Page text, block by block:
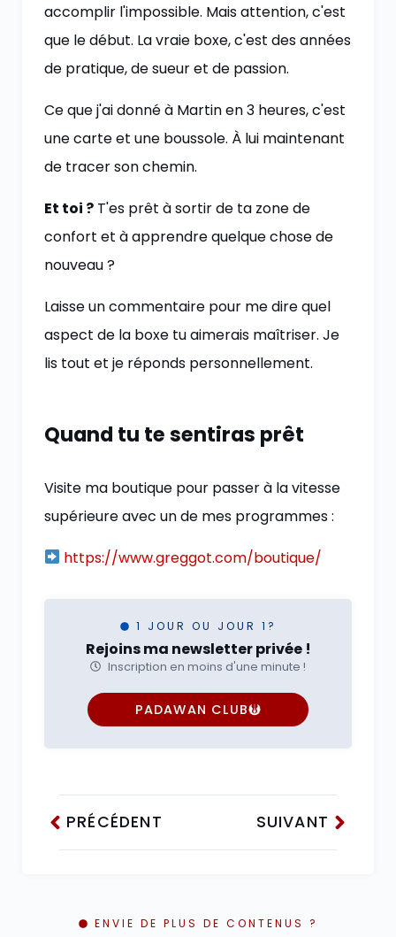
accomplir l'impossible. Mais attention, c'est
que le début. La vraie boxe, c'est des années
de pratique, de sueur et de passion.
Ce que j'ai donné à Martin en 3 heures, c'est
une carte et une boussole. À lui maintenant
de tracer son chemin.
Et toi ? T'es prêt à sortir de ta zone de
confort et à apprendre quelque chose de
nouveau ?
Laisse un commentaire pour me dire quel
aspect de la boxe tu aimerais maîtriser. Je
lis tout et je réponds personnellement.
Quand tu te sentiras prêt
Visite ma boutique pour passer à la vitesse
supérieure avec un de mes programmes :
https://www.greggot.com/boutique/
1 JOUR OU JOUR 1?
Rejoins ma newsletter privée !
Inscription en moins d'une minute !
PADAWAN CLUB
PRÉCÉDENT SUIVANT
ENVIE DE PLUS DE CONTENUS ?